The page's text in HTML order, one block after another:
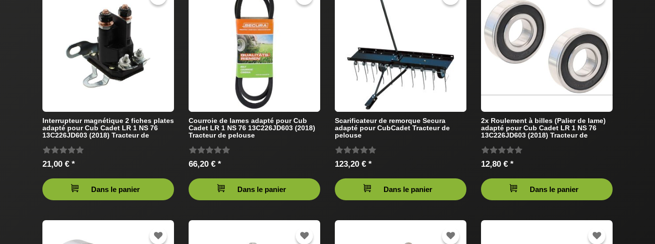
Interrupteur magnétique 2 fiches plates
adapté pour Cub Cadet LR 1 NS 76
13C226JD603 (2018) Tracteur de
21,00 € *
Dans le panier
Courroie de lames adapté pour Cub
Cadet LR 1 NS 76 13C226JD603 (2018)
Tracteur de pelouse
66,20 € *
Dans le panier
Scarificateur de remorque Secura
adapté pour CubCadet Tracteur de
pelouse
123,20 € *
Dans le panier
2x Roulement à billes (Palier de lame)
adapté pour Cub Cadet LR 1 NS 76
13C226JD603 (2018) Tracteur de
12,80 € *
Dans le panier